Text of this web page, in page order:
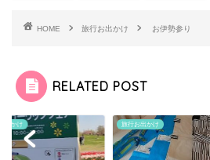
HOME 旅行お出かけ お伊勢参り
RELATED POST
出かけ 旅行お出かけ